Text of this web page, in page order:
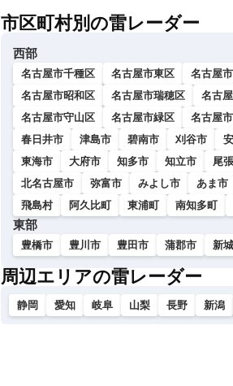
市区町村別の雷レーダー
西部
名古屋市千種区 名古屋市東区 名古屋
名古屋市昭和区
名古屋市瑞穂区 名古
名古屋市守山区
名古屋市緑区 名古屋
春日井市
津島市 碧南市 刈谷市
東海市
大府市 知多市 知立市 尾
北名古屋市
弥富市 みよし市 あま市
飛島村
阿久比町 東浦町 南知多町
東部
豊橋市 豊川市 豊田市 蒲郡市 新
周辺エリアの雷レーダー
静岡 愛知 岐阜 山梨 長野 新潟